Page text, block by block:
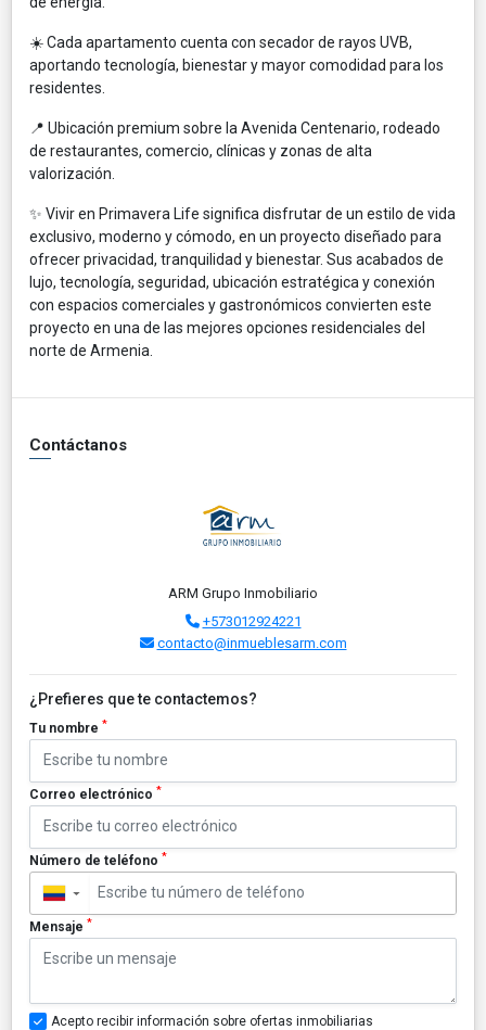
☀️ Cada apartamento cuenta con secador de rayos UVB,
aportando tecnología, bienestar y mayor comodidad para los
residentes.
📍 Ubicación premium sobre la Avenida Centenario, rodeado
de restaurantes, comercio, clínicas y zonas de alta
valorización.
✨ Vivir en Primavera Life significa disfrutar de un estilo de vida
exclusivo, moderno y cómodo, en un proyecto diseñado para
ofrecer privacidad, tranquilidad y bienestar. Sus acabados de
lujo, tecnología, seguridad, ubicación estratégica y conexión
con espacios comerciales y gastronómicos convierten este
proyecto en una de las mejores opciones residenciales del
norte de Armenia.
Contáctanos
ARM Grupo Inmobiliario
+573012924221
contacto@inmueblesarm.com
¿Prefieres que te contactemos?
Tu nombre *
Correo electrónico *
Número de teléfono *
▼
Mensaje *
Acepto recibir información sobre ofertas inmobiliarias